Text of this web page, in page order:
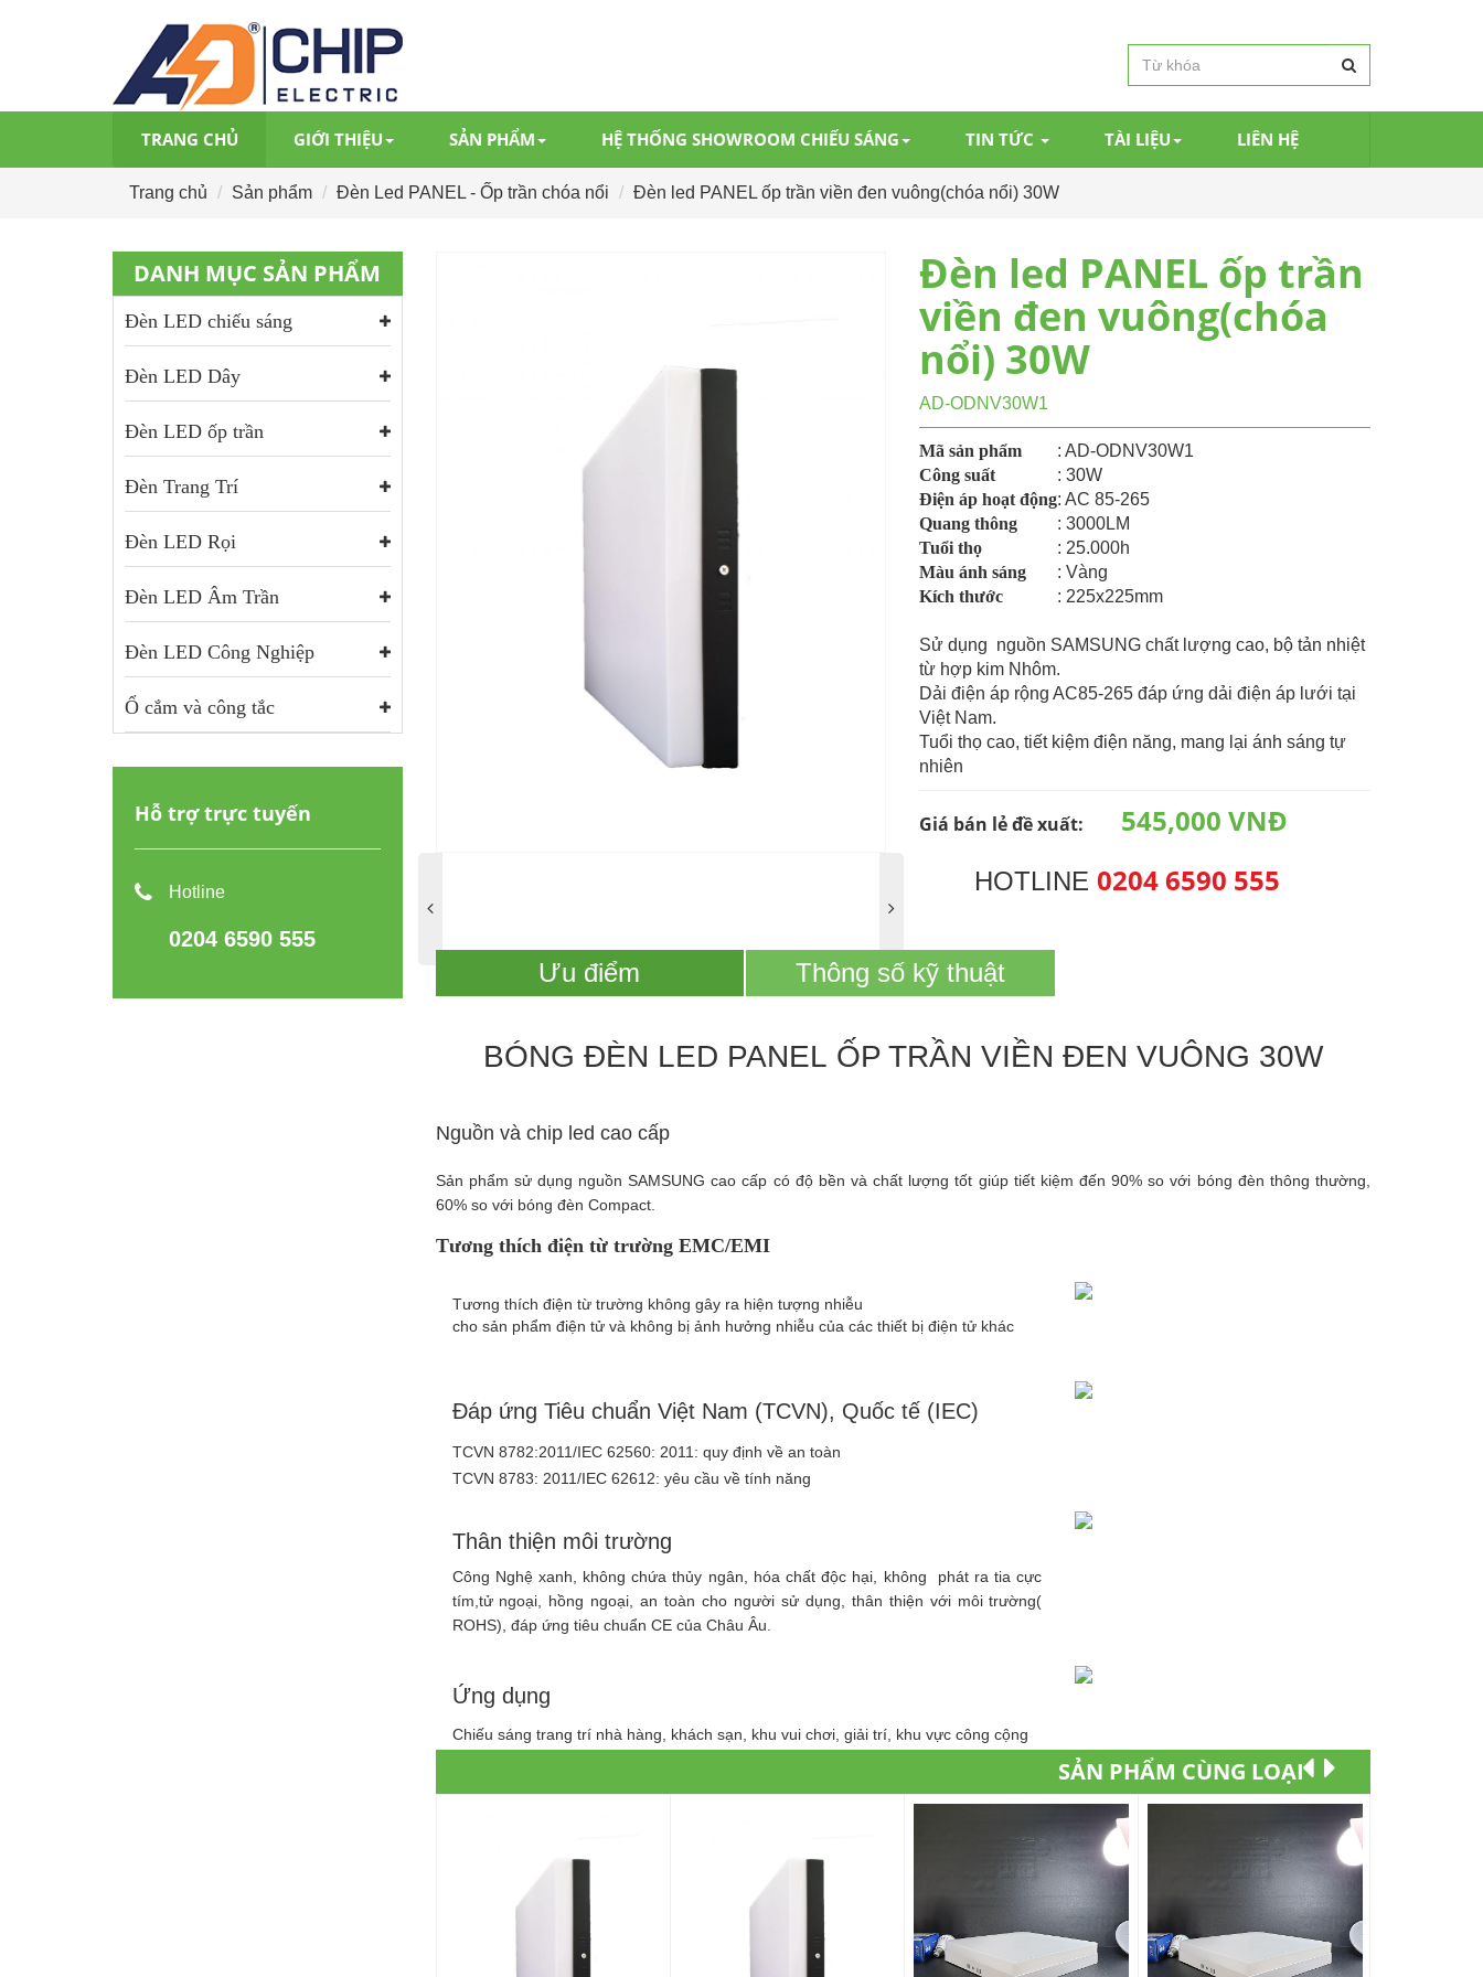
TRANG CHỦ GIỚI THIỆU SẢN PHẨM HỆ THỐNG SHOWROOM CHIẾU SÁNG TIN TỨC TÀI LIỆU LIÊN HỆ
Trang chủ Sản phẩm Đèn Led PANEL - Ốp trần chóa nổi Đèn led PANEL ốp trần viền đen vuông(chóa nổi) 30W
DANH MỤC SẢN PHẨM
Đèn LED chiếu sáng
Đèn LED Dây
Đèn LED ốp trần
Đèn Trang Trí
Đèn LED Rọi
Đèn LED Âm Trần
Đèn LED Công Nghiệp
Ổ cắm và công tắc
Hỗ trợ trực tuyến
Hotline
0204 6590 555
Đèn led PANEL ốp trần
viền đen vuông(chóa
nổi) 30W
AD-ODNV30W1
Mã sản phẩm
: AD-ODNV30W1
Công suất
: 30W
Điện áp hoạt động: AC 85-265
Quang thông
: 3000LM
Tuổi thọ
: 25.000h
Màu ánh sáng
: Vàng
Kích thước
: 225x225mm
Sử dụng nguồn SAMSUNG chất lượng cao, bộ tản nhiệt
từ hợp kim Nhôm.
Dải điện áp rộng AC85-265 đáp ứng dải điện áp lưới tại
Việt Nam.
Tuổi thọ cao, tiết kiệm điện năng, mang lại ánh sáng tự
nhiên
Giá bán lẻ đề xuất: 545,000 VNĐ
HOTLINE0204 6590 555
Ưu điểm Thông số kỹ thuật
BÓNG ĐÈN LED PANEL ỐP TRẦN VIỀN ĐEN VUÔNG 30W
Nguồn và chip led cao cấp
Sản phẩm sử dụng nguồn SAMSUNG cao cấp có độ bền và chất lượng tốt giúp tiết kiệm đến 90% so với bóng đèn thông thường,
60% so với bóng đèn Compact.
Tương thích điện từ trường EMC/EMI
Tương thích điện từ trường không gây ra hiện tượng nhiễu
cho sản phẩm điện tử và không bị ảnh hưởng nhiễu của các thiết bị điện tử khác
Đáp ứng Tiêu chuẩn Việt Nam (TCVN), Quốc tế (IEC)
TCVN 8782:2011/IEC 62560: 2011: quy định về an toàn
TCVN 8783: 2011/IEC 62612: yêu cầu về tính năng
Thân thiện môi trường
Công Nghệ xanh, không chứa thủy ngân, hóa chất độc hại, không phát ra tia cực
tím,tử ngoại, hồng ngoại, an toàn cho người sử dụng, thân thiện với môi trường(
ROHS), đáp ứng tiêu chuẩn CE của Châu Âu.
Ứng dụng
Chiếu sáng trang trí nhà hàng, khách sạn, khu vui chơi, giải trí, khu vực công cộng
SẢN PHẨM CÙNG LOẠI